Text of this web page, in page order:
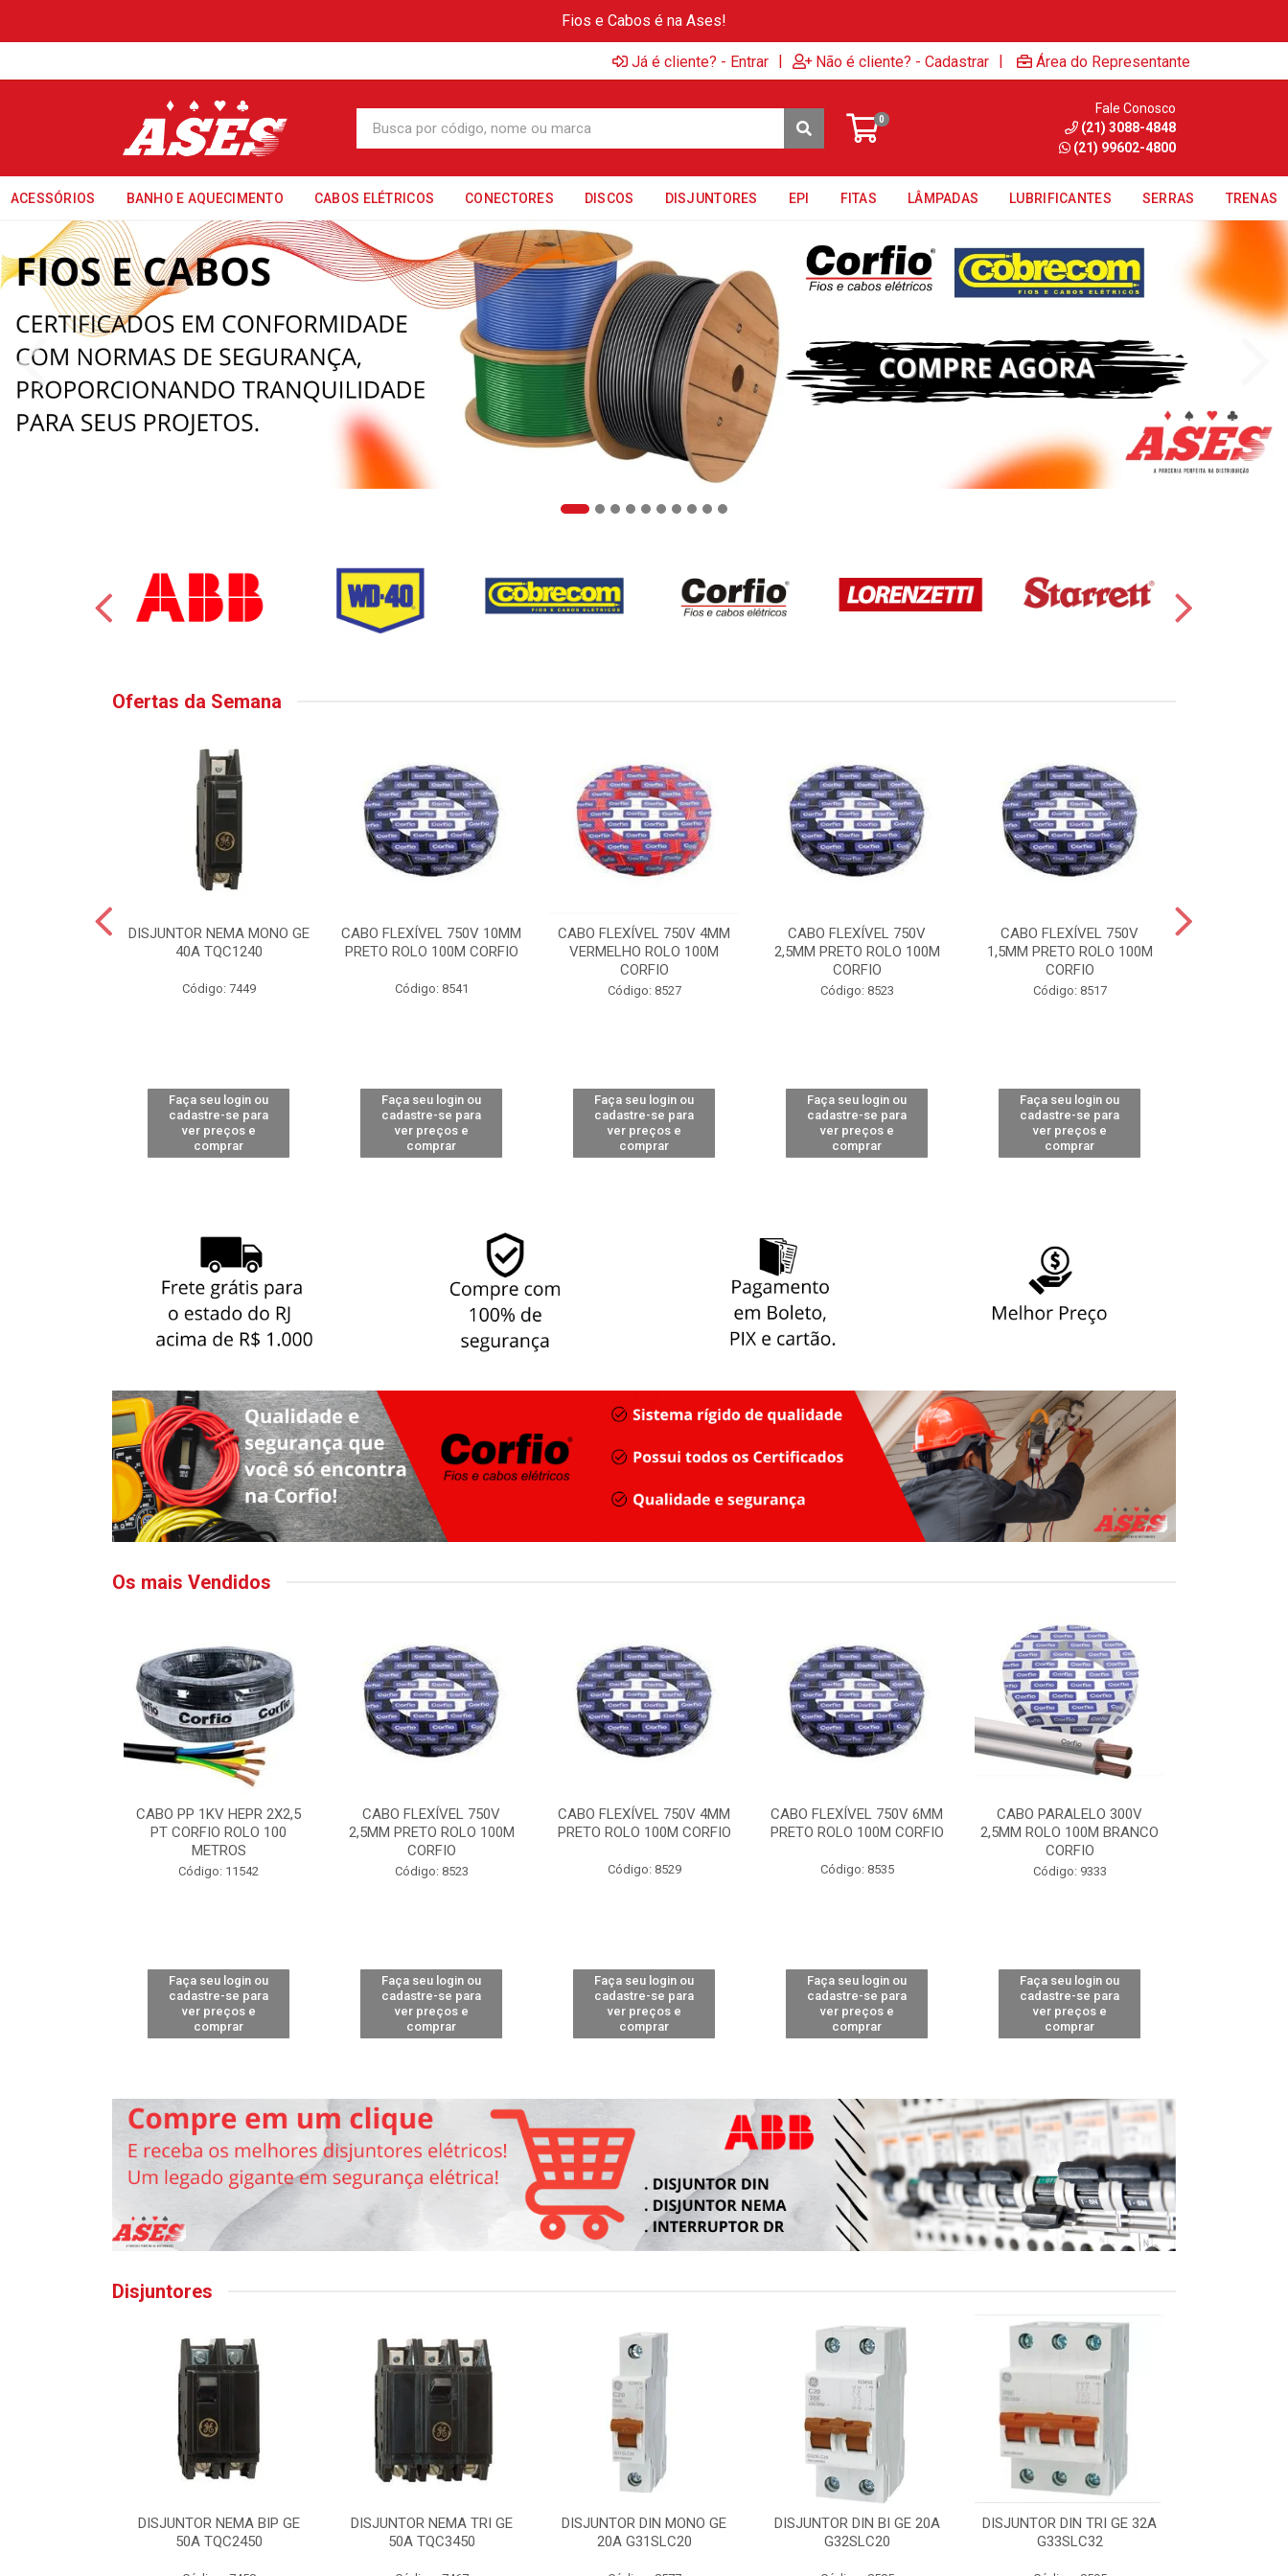
Fios e Cabos é na Ases!
Já é cliente? - Entrar | Não é cliente? - Cadastrar | Área do Representante
0
Fale Conosco
(21) 3088-4848
(21) 99602-4800
ACESSÓRIOS BANHO E AQUECIMENTO CABOS ELÉTRICOS CONECTORES DISCOS DISJUNTORES EPI FITAS LÂMPADAS LUBRIFICANTES SERRAS TRENAS
Ofertas da Semana
DISJUNTOR NEMA MONO GE
40A TQC1240
Código: 7449
Faça seu login ou
cadastre-se para
ver preços e
comprar
CABO FLEXÍVEL 750V 10MM
PRETO ROLO 100M CORFIO
Código: 8541
Faça seu login ou
cadastre-se para
ver preços e
comprar
CABO FLEXÍVEL 750V 4MM
VERMELHO ROLO 100M
CORFIO
Código: 8527
Faça seu login ou
cadastre-se para
ver preços e
comprar
CABO FLEXÍVEL 750V
2,5MM PRETO ROLO 100M
CORFIO
Código: 8523
Faça seu login ou
cadastre-se para
ver preços e
comprar
CABO FLEXÍVEL 750V
1,5MM PRETO ROLO 100M
CORFIO
Código: 8517
Faça seu login ou
cadastre-se para
ver preços e
comprar
Os mais Vendidos
CABO PP 1KV HEPR 2X2,5
PT CORFIO ROLO 100
METROS
Código: 11542
Faça seu login ou
cadastre-se para
ver preços e
comprar
CABO FLEXÍVEL 750V
2,5MM PRETO ROLO 100M
CORFIO
Código: 8523
Faça seu login ou
cadastre-se para
ver preços e
comprar
CABO FLEXÍVEL 750V 4MM
PRETO ROLO 100M CORFIO
Código: 8529
Faça seu login ou
cadastre-se para
ver preços e
comprar
CABO FLEXÍVEL 750V 6MM
PRETO ROLO 100M CORFIO
Código: 8535
Faça seu login ou
cadastre-se para
ver preços e
comprar
CABO PARALELO 300V
2,5MM ROLO 100M BRANCO
CORFIO
Código: 9333
Faça seu login ou
cadastre-se para
ver preços e
comprar
Disjuntores
DISJUNTOR NEMA BIP GE
50A TQC2450
DISJUNTOR NEMA TRI GE
50A TQC3450
DISJUNTOR DIN MONO GE
20A G31SLC20
DISJUNTOR DIN BI GE 20A
G32SLC20
DISJUNTOR DIN TRI GE 32A
G33SLC32